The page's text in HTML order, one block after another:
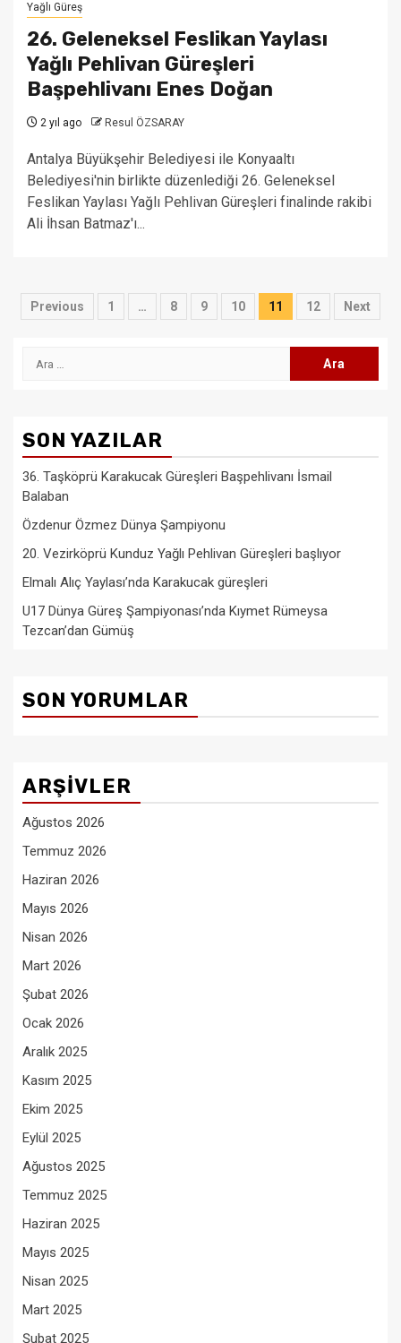
Yağlı Güreş
26. Geleneksel Feslikan Yaylası
Yağlı Pehlivan Güreşleri
Başpehlivanı Enes Doğan
2 yıl ago Resul ÖZSARAY
Antalya Büyükşehir Belediyesi ile Konyaaltı
Belediyesi'nin birlikte düzenlediği 26. Geleneksel
Feslikan Yaylası Yağlı Pehlivan Güreşleri finalinde rakibi
Ali İhsan Batmaz'ı...
Yazı
Previous 1 … 8 9 10 11 12 Next
Arama:
SON YAZILAR
36. Taşköprü Karakucak Güreşleri Başpehlivanı İsmail
Balaban
Özdenur Özmez Dünya Şampiyonu
20. Vezirköprü Kunduz Yağlı Pehlivan Güreşleri başlıyor
Elmalı Alıç Yaylası’nda Karakucak güreşleri
U17 Dünya Güreş Şampiyonası’nda Kıymet Rümeysa
Tezcan’dan Gümüş
SON YORUMLAR
ARŞIVLER
Ağustos 2026
Temmuz 2026
Haziran 2026
Mayıs 2026
Nisan 2026
Mart 2026
Şubat 2026
Ocak 2026
Aralık 2025
Kasım 2025
Ekim 2025
Eylül 2025
Ağustos 2025
Temmuz 2025
Haziran 2025
Mayıs 2025
Nisan 2025
Mart 2025
Şubat 2025